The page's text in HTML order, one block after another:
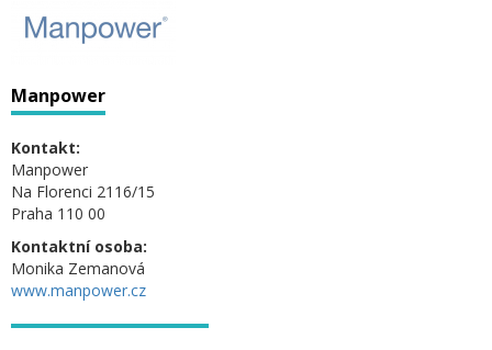
Manpower
Kontakt:
Manpower
Na Florenci 2116/15
Praha 110 00
Kontaktní osoba:
Monika Zemanová
www.manpower.cz